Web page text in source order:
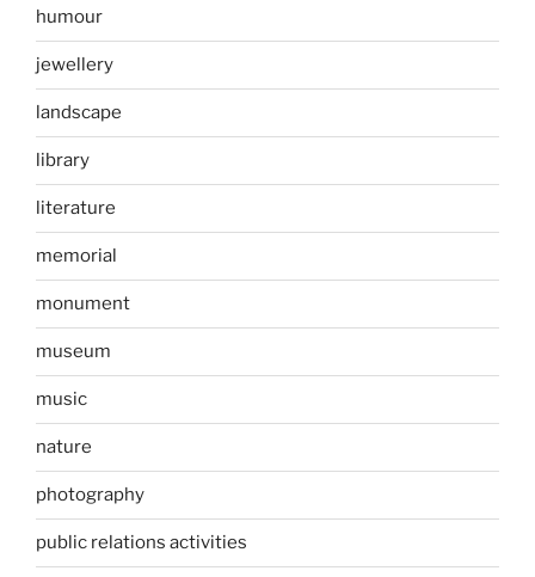
humour
jewellery
landscape
library
literature
memorial
monument
museum
music
nature
photography
public relations activities